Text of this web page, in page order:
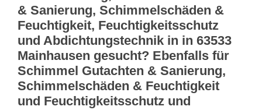
& Sanierung, Schimmelschäden &
Feuchtigkeit, Feuchtigkeitsschutz
und Abdichtungstechnik in in 63533
Mainhausen gesucht? Ebenfalls für
Schimmel Gutachten & Sanierung,
Schimmelschäden & Feuchtigkeit
und Feuchtigkeitsschutz und